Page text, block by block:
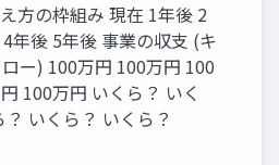
方の枠組み 現在 1年後 2
年後 5年後 事業の収支 (キ
ー) 100万円 100万円 100
100万円 いくら？ いく
いくら？ いくら？